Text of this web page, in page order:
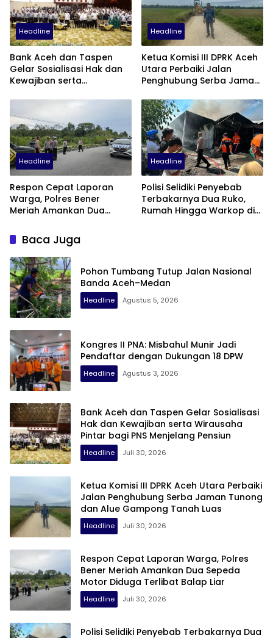
Headline
Bank Aceh dan Taspen
Gelar Sosialisasi Hak dan
Kewajiban serta
Menjelang Pensiun
Headline
Ketua Komisi III DPRK Aceh
Utara Perbaiki Jalan
Penghubung Serba Jaman
Gampong Tanah Luas
Headline
Respon Cepat Laporan
Warga, Polres Bener
Meriah Amankan Dua
Terlibat Balap Liar
Headline
Polisi Selidiki Penyebab
Terbakarnya Dua Ruko,
Rumah Hingga Warkop di
Baca Juga
Pohon Tumbang Tutup Jalan Nasional
Banda Aceh–Medan
Headline Agustus 5, 2026
Kongres II PNA: Misbahul Munir Jadi
Pendaftar dengan Dukungan 18 DPW
Headline Agustus 3, 2026
Bank Aceh dan Taspen Gelar Sosialisasi
Hak dan Kewajiban serta Wirausaha
Pintar bagi PNS Menjelang Pensiun
Headline Juli 30, 2026
Ketua Komisi III DPRK Aceh Utara Perbaiki
Jalan Penghubung Serba Jaman Tunong
dan Alue Gampong Tanah Luas
Headline Juli 30, 2026
Respon Cepat Laporan Warga, Polres
Bener Meriah Amankan Dua Sepeda
Motor Diduga Terlibat Balap Liar
Headline Juli 30, 2026
Polisi Selidiki Penyebab Terbakarnya Dua